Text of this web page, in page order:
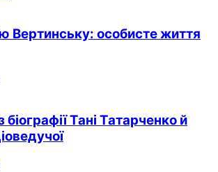
Вертинську: особисте життя
біографії Тані Татарченко й